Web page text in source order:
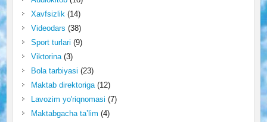
Xavfsizlik(14)
Videodars (38)
Sport turlari (9)
Viktorina(3)
Bola tarbiyasi (23)
Maktab direktoriga(12)
Lavozim yo'riqnomasi (7)
Maktabgacha ta’lim (4)